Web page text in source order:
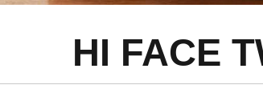
HI FACE